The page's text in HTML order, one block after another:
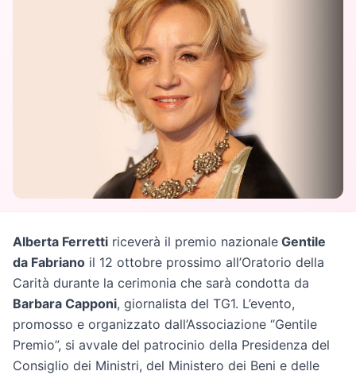
Alberta Ferretti riceverà il premio nazionale Gentile
da Fabriano il 12 ottobre prossimo all’Oratorio della
Carità durante la cerimonia che sarà condotta da
Barbara Capponi, giornalista del TG1. L’evento,
promosso e organizzato dall’Associazione “Gentile
Premio”, si avvale del patrocinio della Presidenza del
Consiglio dei Ministri, del Ministero dei Beni e delle